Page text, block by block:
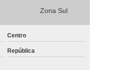
Zona Sul
Centro
República